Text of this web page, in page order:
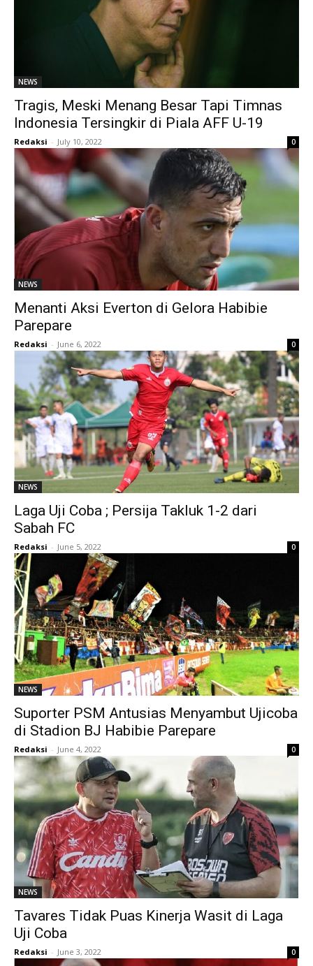
NEWS
Tragis, Meski Menang Besar Tapi Timnas
Indonesia Tersingkir di Piala AFF U-19
Redaksi - July 10, 2022 0
NEWS
Menanti Aksi Everton di Gelora Habibie
Parepare
Redaksi - June 6, 2022 0
NEWS
Laga Uji Coba ; Persija Takluk 1-2 dari
Sabah FC
Redaksi - June 5, 2022 0
NEWS
Suporter PSM Antusias Menyambut Ujicoba
di Stadion BJ Habibie Parepare
Redaksi - June 4, 2022 0
NEWS
Tavares Tidak Puas Kinerja Wasit di Laga
Uji Coba
Redaksi - June 3, 2022 0